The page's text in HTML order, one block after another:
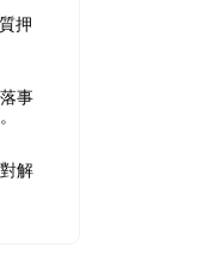
押
事
解